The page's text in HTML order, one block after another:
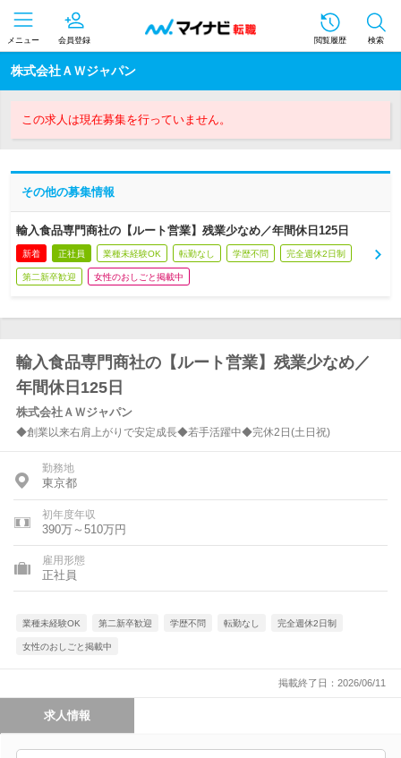
メニュー 会員登録 閲覧履歴 検索
株式会社ＡＷジャパン
この求人は現在募集を行っていません。
その他の募集情報
輸入食品専門商社の【ルート営業】残業少なめ／年間休日125日
新着 正社員 業種未経験OK 転勤なし 学歴不問 完全週休2日制
第二新卒歓迎 女性のおしごと掲載中
輸入食品専門商社の【ルート営業】残業少なめ／
年間休日125日
株式会社ＡＷジャパン
◆創業以来右肩上がりで安定成長◆若手活躍中◆完休2日(土日祝)
勤務地
東京都
初年度年収
390万～510万円
雇用形態
正社員
業種未経験OK 第二新卒歓迎 学歴不問 転勤なし 完全週休2日制
女性のおしごと掲載中
掲載終了日：2026/06/11
求人情報